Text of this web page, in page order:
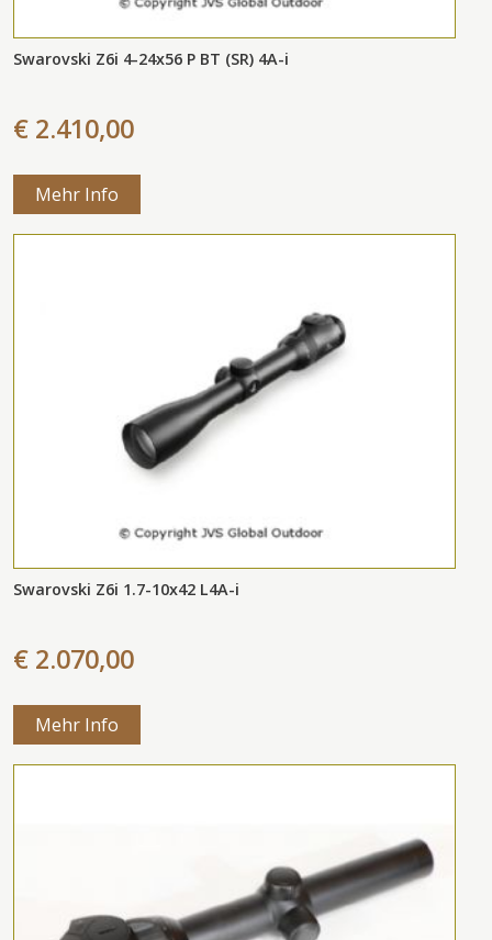
Swarovski Z6i 4-24x56 P BT (SR) 4A-i
€ 2.410,00
Mehr Info
Swarovski Z6i 1.7-10x42 L4A-i
€ 2.070,00
Mehr Info